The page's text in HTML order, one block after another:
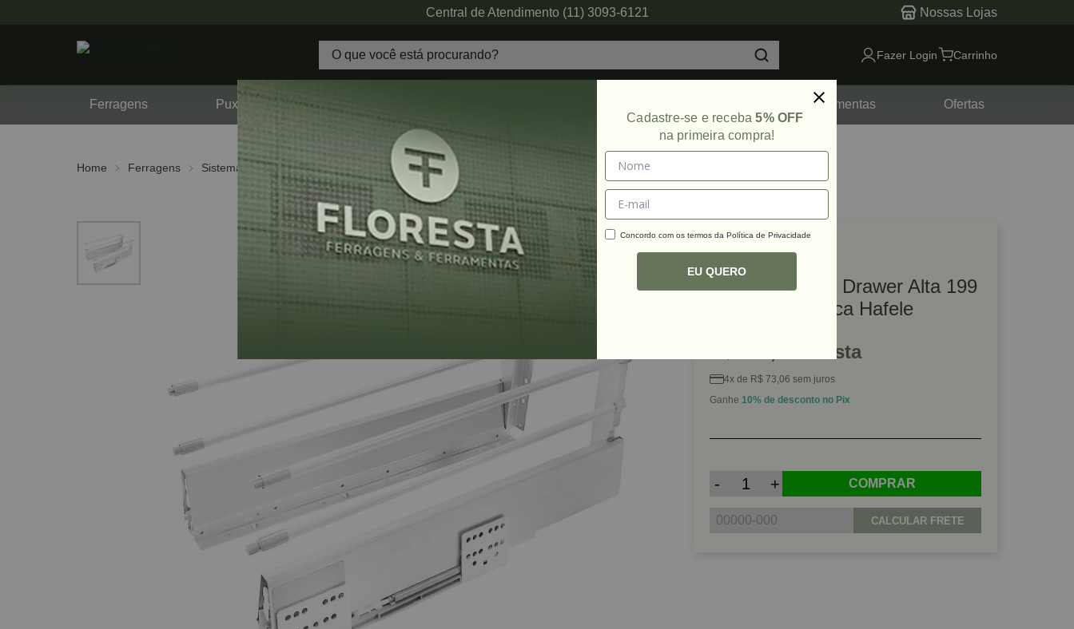
Central de Atendimento (11) 3093-6121 Nossas Lojas
Fazer Login Carrinho
Ferragens Puxadores Ferramentas Ofertas
Home Ferragens Sistemas de Gavetas
Ref: 34263
Kit Gaveta Alto Drawer Alta 199
x 500mm Branca Hafele
R$ 292,25 à vista
4x de R$ 73,06 sem juros
Ganhe 10% de desconto no Pix
- + COMPRAR
CALCULAR FRETE
Cadastre-se e receba5% OFF
na primeira compra!
Concordo com os termos da Política de Privacidade
EU QUERO